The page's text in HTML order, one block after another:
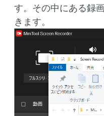
す。その中にある録
きます。